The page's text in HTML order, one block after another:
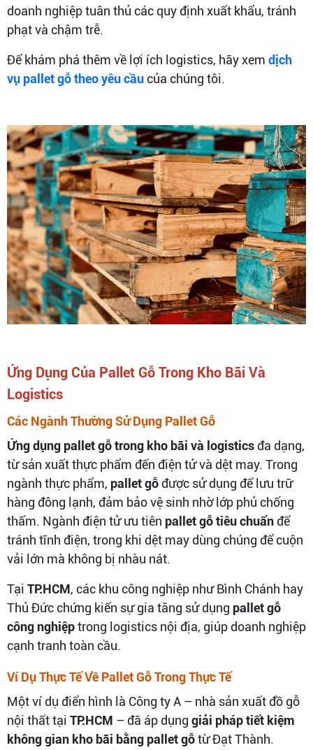
doanh nghiệp tuân thủ các quy định xuất khẩu, tránh
phạt và chậm trễ.
Để khám phá thêm về lợi ích logistics, hãy xem dịch
vụ pallet gỗ theo yêu cầucủa chúng tôi.
Ứng Dụng Của Pallet Gỗ Trong Kho Bãi Và
Logistics
Các Ngành Thường Sử Dụng Pallet Gỗ
Ứng dụng pallet gỗ trong kho bãi và logisticsđa dạng,
từ sản xuất thực phẩm đến điện tử và dệt may. Trong
ngành thực phẩm, pallet gỗđược sử dụng để lưu trữ
hàng đông lạnh, đảm bảo vệ sinh nhờ lớp phủ chống
thấm. Ngành điện tử ưu tiên pallet gỗ tiêu chuẩnđể
tránh tĩnh điện, trong khi dệt may dùng chúng để cuộn
vải lớn mà không bị nhàu nát.
Tại TP.HCM, các khu công nghiệp như Bình Chánh hay
Thủ Đức chứng kiến sự gia tăng sử dụng pallet gỗ
công nghiệptrong logistics nội địa, giúp doanh nghiệp
cạnh tranh toàn cầu.
Ví Dụ Thực Tế Về Pallet Gỗ Trong Thực Tế
Một ví dụ điển hình là Công ty A – nhà sản xuất đồ gỗ
nội thất tại TP.HCM – đã áp dụng giải pháp tiết kiệm
không gian kho bãi bằng pallet gỗtừ Đạt Thành.